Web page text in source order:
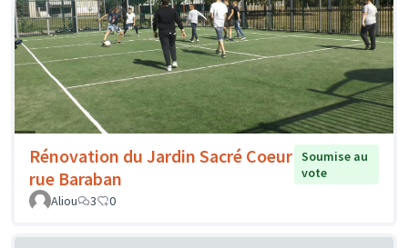
Rénovation du Jardin Sacré Coeur
rue Baraban
Soumise au
vote
Aliou
3 0